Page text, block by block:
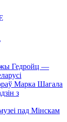
Гедройц —
Марка Шагала
з
пад Мінскам